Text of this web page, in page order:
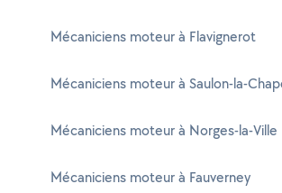
Mécaniciens moteur à Flavignerot
Mécaniciens moteur à Saulon-la-
Mécaniciens moteur à Norges-la-Ville
Mécaniciens moteur à Fauverney